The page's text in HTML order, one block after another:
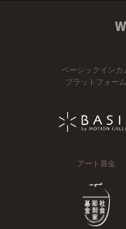
ベーシックインカ
プラットフォーム
アート基金